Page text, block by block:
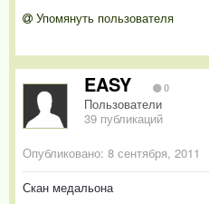
Упомянуть пользователя
EASY 0
Пользователи
39 публикаций
Опубликовано: 8 сентября, 2011
Скан медальона